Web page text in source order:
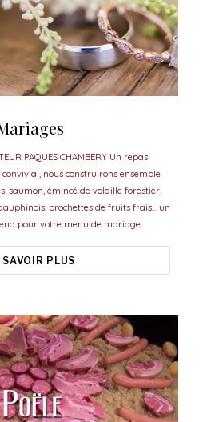
PAQUES CHAMBERY Un repas
nous construirons ensemble
saumon, émincé de volaille forestier,
brochettes de fruits frais... un
pour votre menu de mariage.
SAVOIR PLUS